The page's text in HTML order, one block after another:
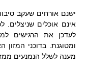
ישנם אורחים שעקב
אינם אוכלים שניצלים.
לעדכן את הרגישים
ומטוגנת. בדוכני המזון
מענה לשלל הנמנעים